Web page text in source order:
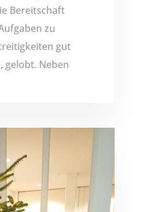
Bereitschaft
zu
gut
gelobt. Neben